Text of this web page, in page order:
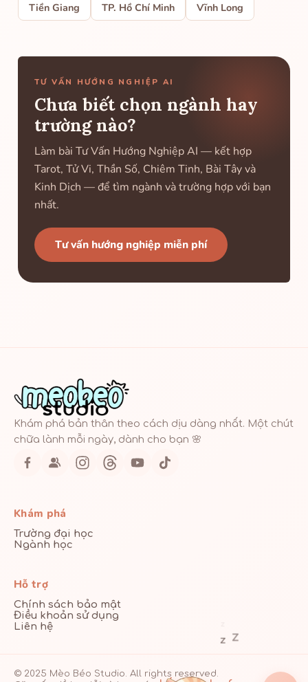
Tiền Giang
TP. Hồ Chí Minh Vĩnh Long
TƯ VẤN HƯỚNG NGHIỆP AI
Chưa biết chọn ngành hay
trường nào?
Làm bài Tư Vấn Hướng Nghiệp AI — kết hợp
Tarot, Tử Vi, Thần Số, Chiêm Tinh, Bài Tây và
Kinh Dịch — để tìm ngành và trường hợp với bạn
nhất.
Tư vấn hướng nghiệp miễn phí
Khám phá bản thân theo cách dịu dàng nhất. Một chút
chữa lành mỗi ngày, dành cho bạn 🌸
Khám phá
Trường đại học
Ngành học
Hỗ trợ
Chính sách bảo mật
Điều khoản sử dụng
Liên hệ
© 2025 Mèo Béo Studio. All rights reserved.
z
z